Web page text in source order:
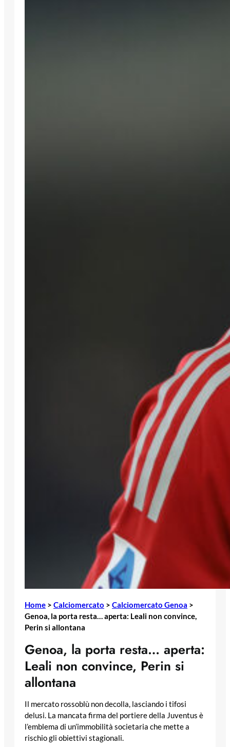
Home > Calciomercato > Calciomercato Genoa >
Genoa, la porta resta… aperta: Leali non convince,
Perin si allontana
Genoa, la porta resta… aperta:
Leali non convince, Perin si
allontana
Il mercato rossoblù non decolla, lasciando i tifosi
delusi. La mancata firma del portiere della Juventus è
l’emblema di un’immobilità societaria che mette a
rischio gli obiettivi stagionali.